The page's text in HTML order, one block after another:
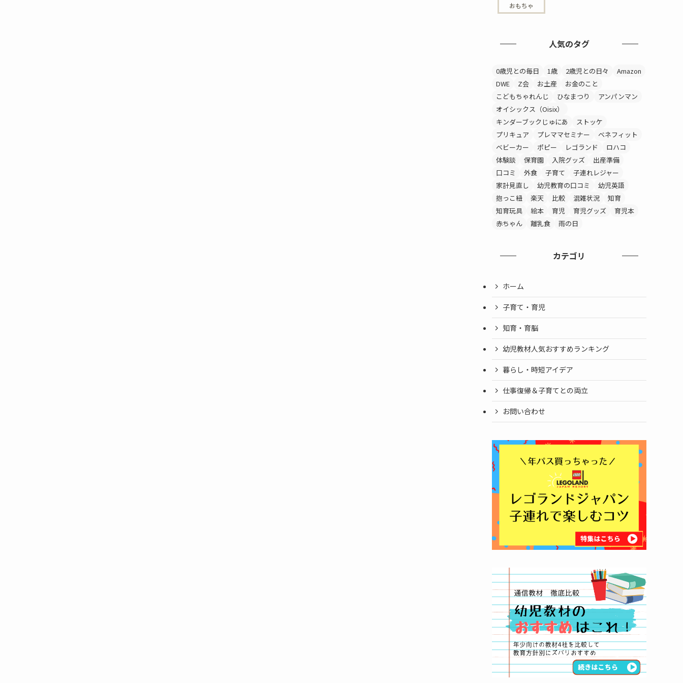
おもちゃ
人気のタグ
0歳児との毎日 1歳 2歳児との日々
Amazon
DWE
Z会 お土産
お金のこと
こどもちゃれんじ
ひなまつり
アンパンマン
オイシックス（Oisix）
キンダーブックじゅにあ
ストッケ
プリキュア
プレママセミナー
ベネフィット
ベビーカー
ポピー レゴランド
ロハコ
体験談
保育園 入院グッズ
出産準備
口コミ
外食 子育て
子連れレジャー
家計見直し
幼児教育の口コミ
幼児英語
抱っこ紐
楽天 比較 混雑状況
知育
知育玩具
絵本 育児 育児グッズ
育児本
赤ちゃん
離乳食 雨の日
カテゴリ
ホーム
子育て・育児
知育・育脳
幼児教材人気おすすめランキング
暮らし・時短アイデア
仕事復帰＆子育てとの両立
お問い合わせ